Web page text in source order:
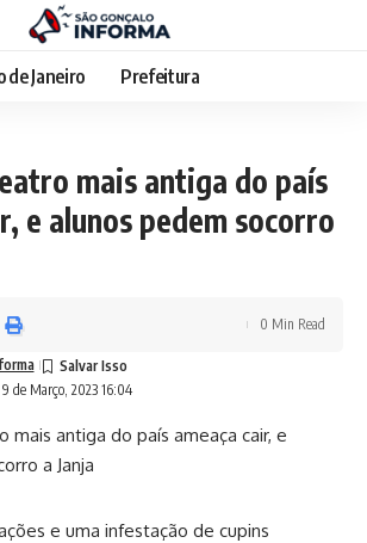
de Janeiro Prefeitura
mais antiga do país
e alunos pedem socorro
de Março, 2023 16:04
0 Min Read
e uma infestação de cupins